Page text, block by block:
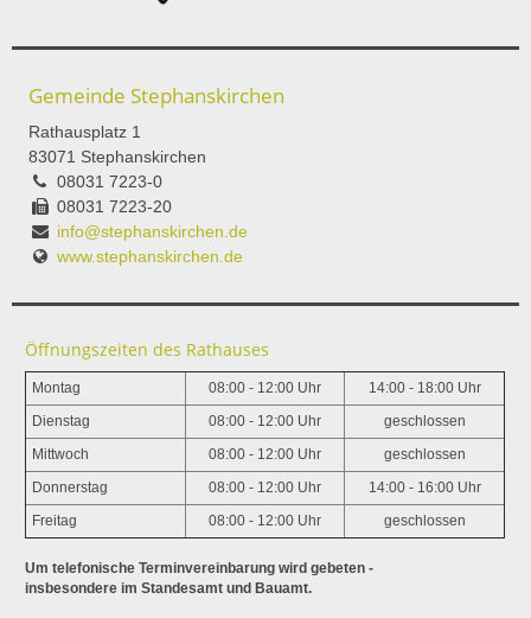
Gemeinde Stephanskirchen
Rathausplatz 1
83071 Stephanskirchen
08031 7223-0
08031 7223-20
info@stephanskirchen.de
www.stephanskirchen.de
Öffnungszeiten des Rathauses
Montag 08:00 - 12:00 Uhr 14:00 - 18:00 Uhr
Dienstag 08:00 - 12:00 Uhr geschlossen
Mittwoch 08:00 - 12:00 Uhr geschlossen
Donnerstag 08:00 - 12:00 Uhr 14:00 - 16:00 Uhr
Freitag 08:00 - 12:00 Uhr geschlossen
Um telefonische Terminvereinbarung wird gebeten -
insbesondere im Standesamt und Bauamt.